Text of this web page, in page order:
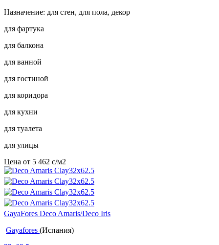
Назначение: для стен, для пола, декор
для фартука
для балкона
для ванной
для гостиной
для коридора
для кухни
для туалета
для улицы
Цена от 5 462 c/м2
GayaFores Deco Amaris/Deco Iris
Gayafores (Испания)